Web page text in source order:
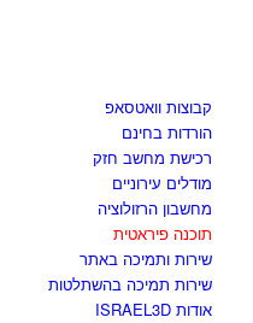
קבוצות וואטסאפ
הורדות בחינם
רכישת מחשב חזק
מודלים עירוניים
מחשבון הרזולוציה
תוכנה פיראטית
שירות ותמיכה באתר
שירות תמיכה בהשתלטות
אודות ISRAEL3D